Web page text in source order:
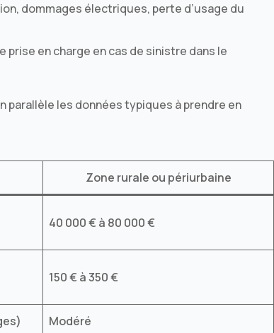
dommages électriques, perte d’usage du
en charge en cas de sinistre dans le
parallèle les données typiques à prendre en
Zone rurale ou périurbaine
40 000 € à 80 000 €
150 € à 350 €
Modéré